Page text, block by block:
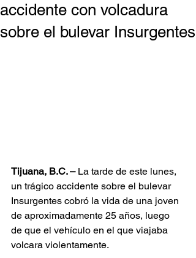
accidente con volcadura
sobre el bulevar Insurgentes
Tijuana, B.C. – La tarde de este lunes,
un trágico accidente sobre el bulevar
Insurgentes cobró la vida de una joven
de aproximadamente 25 años, luego
de que el vehículo en el que viajaba
volcara violentamente.